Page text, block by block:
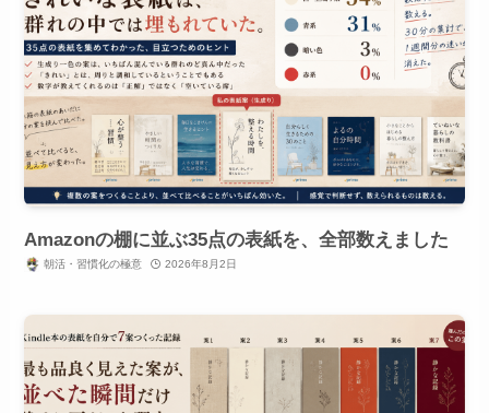
Amazonの棚に並ぶ35点の表紙を、全部数えました
朝活・習慣化の極意 2026年8月2日